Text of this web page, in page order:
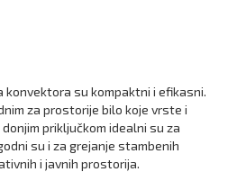
konvektora su kompaktni i efikasni.
za prostorije bilo koje vrste i
priključkom idealni su za
su i za grejanje stambenih
i javnih prostorija.